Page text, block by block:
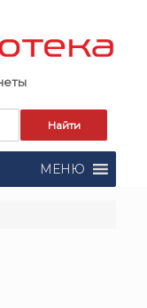
МЕНЮ